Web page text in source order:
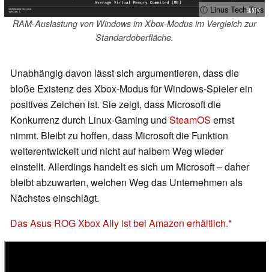
ⓘ Linus Tech Tips
RAM-Auslastung von Windows im Xbox-Modus im Vergleich zur
Standardoberfläche.
Unabhängig davon lässt sich argumentieren, dass die
bloße Existenz des Xbox-Modus für Windows-Spieler ein
positives Zeichen ist. Sie zeigt, dass Microsoft die
Konkurrenz durch Linux-Gaming und SteamOS ernst
nimmt. Bleibt zu hoffen, dass Microsoft die Funktion
weiterentwickelt und nicht auf halbem Weg wieder
einstellt. Allerdings handelt es sich um Microsoft – daher
bleibt abzuwarten, welchen Weg das Unternehmen als
Nächstes einschlägt.
Das Asus ROG Xbox Ally ist bei Amazon erhältlich.